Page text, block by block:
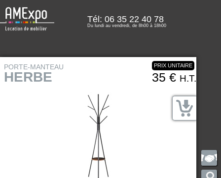
Tél: 06 35 22 40 78
Du lundi au vendredi, de 8h00 à 18h00
PORTE-MANTEAU
HERBE
PRIX UNITAIRE
35 € H.T.